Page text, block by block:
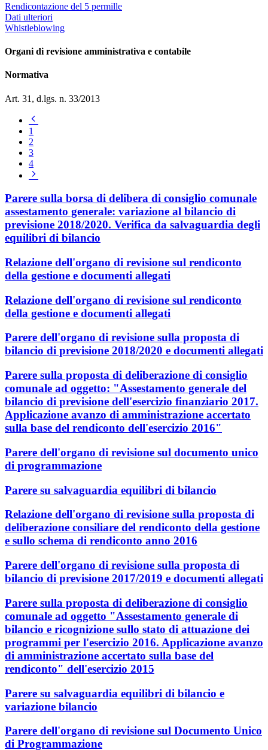
Rendicontazione del 5 permille
Dati ulteriori
Whistleblowing
Organi di revisione amministrativa e contabile
Normativa
Art. 31, d.lgs. n. 33/2013
1
2
3
4
Parere sulla borsa di delibera di consiglio comunale
assestamento generale: variazione al bilancio di
previsione 2018/2020. Verifica da salvaguardia degli
equilibri di bilancio
Relazione dell'organo di revisione sul rendiconto
della gestione e documenti allegati
Relazione dell'organo di revisione sul rendiconto
della gestione e documenti allegati
Parere dell'organo di revisione sulla proposta di
bilancio di previsione 2018/2020 e documenti allegati
Parere sulla proposta di deliberazione di consiglio
comunale ad oggetto: "Assestamento generale del
bilancio di previsione dell'esercizio finanziario 2017.
Applicazione avanzo di amministrazione accertato
sulla base del rendiconto dell'esercizio 2016"
Parere dell'organo di revisione sul documento unico
di programmazione
Parere su salvaguardia equilibri di bilancio
Relazione dell'organo di revisione sulla proposta di
deliberazione consiliare del rendiconto della gestione
e sullo schema di rendiconto anno 2016
Parere dell'organo di revisione sulla proposta di
bilancio di previsione 2017/2019 e documenti allegati
Parere sulla proposta di deliberazione di consiglio
comunale ad oggetto "Assestamento generale di
bilancio e ricognizione sullo stato di attuazione dei
programmi per l'esercizio 2016. Applicazione avanzo
di amministrazione accertato sulla base del
rendiconto" dell'esercizio 2015
Parere su salvaguardia equilibri di bilancio e
variazione bilancio
Parere dell'organo di revisione sul Documento Unico
di Programmazione